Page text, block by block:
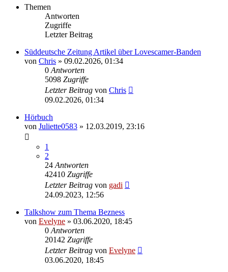
Themen
Antworten
Zugriffe
Letzter Beitrag
Süddeutsche Zeitung Artikel über Lovescamer-Banden
von Chris » 09.02.2026, 01:34
0 Antworten
5098 Zugriffe
Letzter Beitrag von Chris
09.02.2026, 01:34
Hörbuch
von Juliette0583 » 12.03.2019, 23:16
1
2
24 Antworten
42410 Zugriffe
Letzter Beitrag von gadi
24.09.2023, 12:56
Talkshow zum Thema Bezness
von Evelyne » 03.06.2020, 18:45
0 Antworten
20142 Zugriffe
Letzter Beitrag von Evelyne
03.06.2020, 18:45